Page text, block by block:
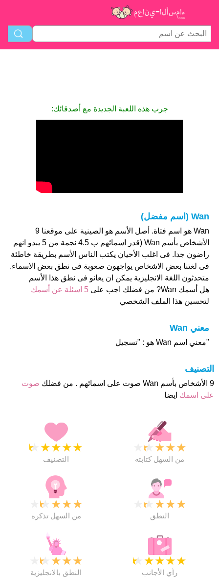
جرب هذه اللعبة الجديدة مع أصدقائك:
Wan (اسم مفضل)
Wan هو اسم فتاة. أصل الأسم هو الصينية على موقعنا 9
الأشخاص بأسم Wan (قدر اسمائهم ب 4.5 نجمة من 5 يبدو انهم
راضون جدا. فى اغلب الأحيان يكتب الناس الأسم بطريقة خاطئة
فى لغتنا بعض الاشخاص يواجهون صعوبة فى نطق بعض الاسماء.
متحدثون اللغة الانجليزية يمكن ان يعانو فى نطق هذا الأسم
هل أسمك Wan? من فضلك اجب على
5 اسئلة عن أسمك
لتحسين هذا الملف الشخصي
معني Wan
"معني اسم Wan هو : "تسجيل
التصنيف
9 الأشخاص بأسم Wan صوت على اسمائهم . من فضلك
صوت
على اسمك ايضا
★
★
★
★
★
التصنيف
★
★
★
★
من السهل كتابته
★
★
★
★
من السهل تذكره
★
★
★
★
النطق
★
★
★
★
النطق بالانجليزية
★
★
★
★
★
رأي الأجانب